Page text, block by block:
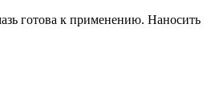
готова к применению. Наносить